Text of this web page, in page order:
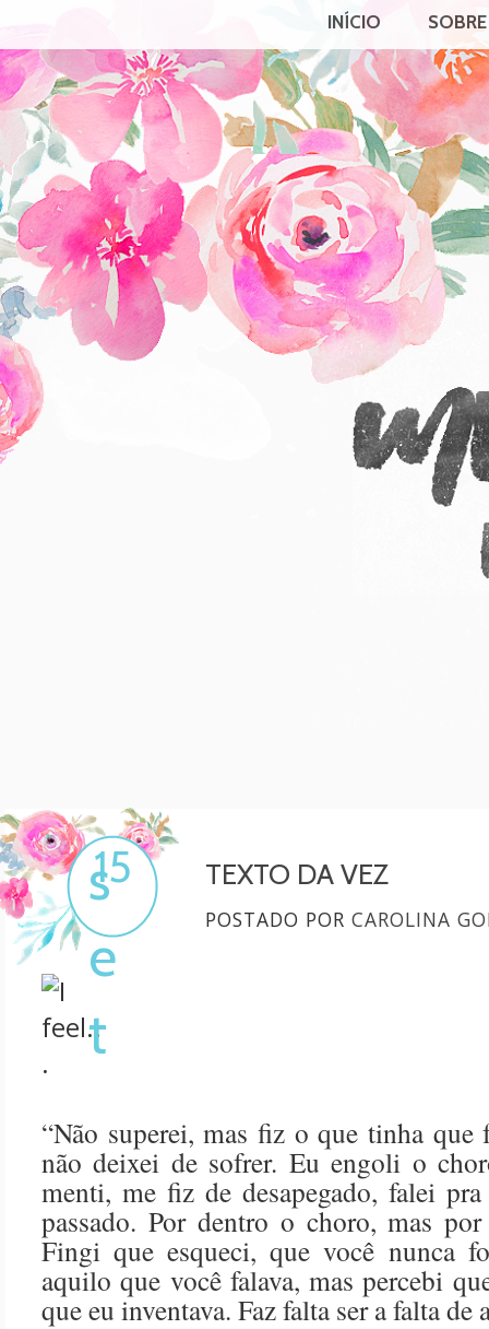
INÍCIO SOBRE
15
s
e
t
TEXTO DA VEZ
POSTADO POR CAROLINA
“Não superei, mas fiz o que tinha que
não deixei de sofrer. Eu engoli o
menti, me fiz de desapegado, falei
passado. Por dentro o choro, mas
Fingi que esqueci, que você nunca
aquilo que você falava, mas percebi
que eu inventava. Faz falta ser a falta de